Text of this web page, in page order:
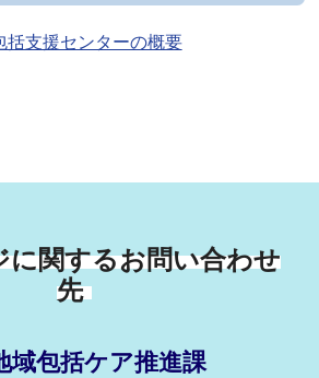
括支援センターの概要
に関するお問い合わせ
先
包括ケア推進課